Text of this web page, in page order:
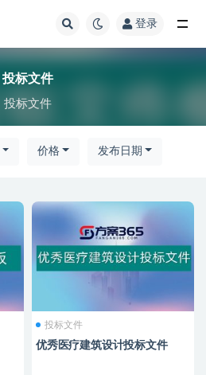
登录
投标文件
投标文件
价格 发布日期
投标文件
优秀医疗建筑设计投标文件